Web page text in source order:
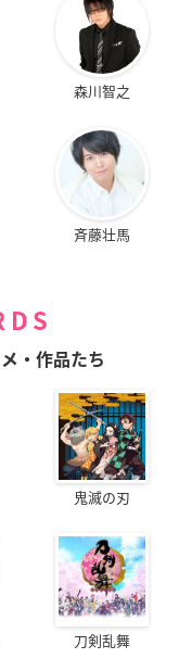
森川智之
斉藤壮馬
・作品たち
鬼滅の刃
刀剣乱舞